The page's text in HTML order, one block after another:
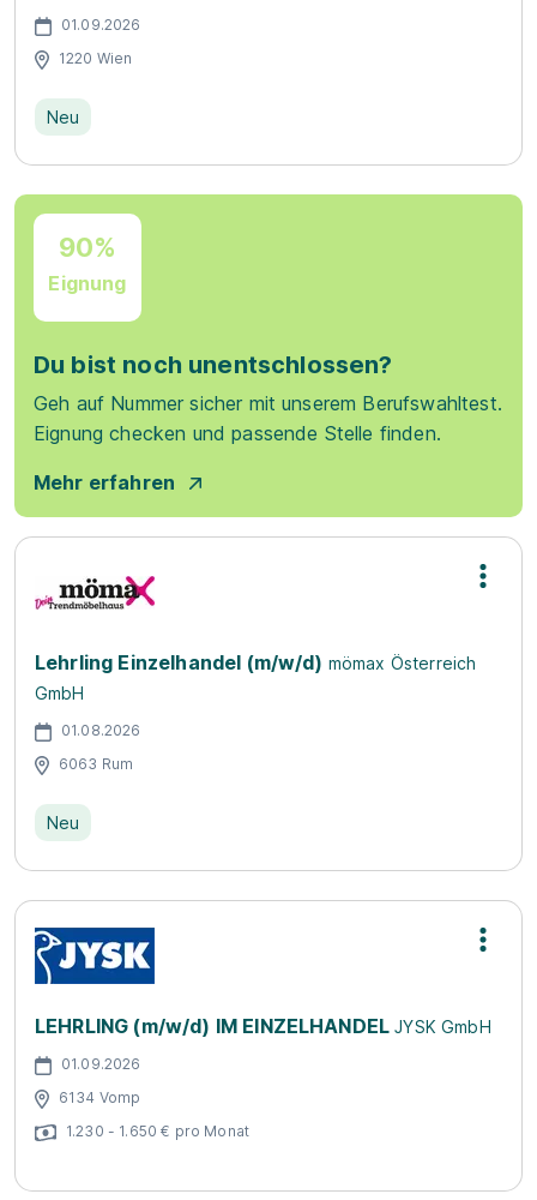
01.09.2026
1220 Wien
Neu
90%
Eignung
Du bist noch unentschlossen?
Geh auf Nummer sicher mit unserem Berufswahltest.
Eignung checken und passende Stelle finden.
Mehr erfahren
Lehrling Einzelhandel (m/w/d) mömax Österreich
GmbH
01.08.2026
6063 Rum
Neu
LEHRLING (m/w/d) IM EINZELHANDELJYSK GmbH
01.09.2026
6134 Vomp
1.230 - 1.650 € pro Monat